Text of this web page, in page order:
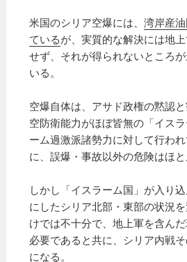
米国のシリア空爆には、湾岸産
ているが、実質的な解決には地
せず、それが得られないところ
いる。
空爆自体は、アサド政権の黙認
空防衛能力がほぼ皆無の「イス
ーム過激派諸勢力に対して行わ
に、誤爆・事故以外の危険はほと
しかし「イスラーム国」が入り
にしたシリア北部・東部の状況
けでは不十分で、地上軍を含ん
必要であると共に、シリア内戦
になる。